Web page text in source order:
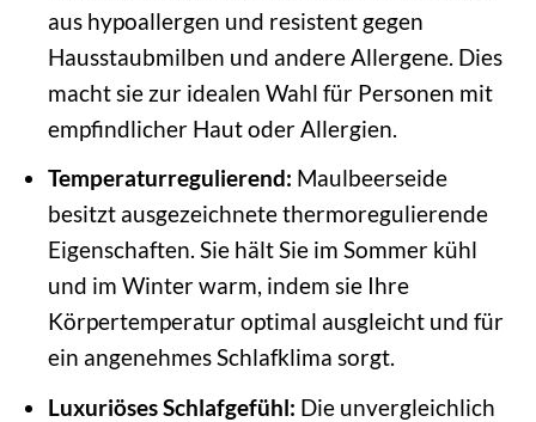
aus hypoallergen und resistent gegen
Hausstaubmilben und andere Allergene. Dies
macht sie zur idealen Wahl für Personen mit
empfindlicher Haut oder Allergien.
Temperaturregulierend: Maulbeerseide
besitzt ausgezeichnete thermoregulierende
Eigenschaften. Sie hält Sie im Sommer kühl
und im Winter warm, indem sie Ihre
Körpertemperatur optimal ausgleicht und für
ein angenehmes Schlafklima sorgt.
Luxuriöses Schlafgefühl: Die unvergleichlich